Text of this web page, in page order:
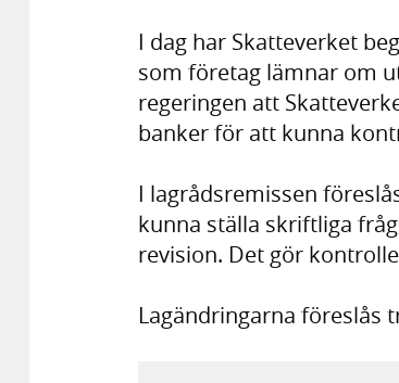
I dag har Skatteverket
som företag lämnar om
regeringen att
banker för att kunna
I lagrådsremissen
kunna ställa skriftliga
revision. Det gör
Lagändringarna föreslås